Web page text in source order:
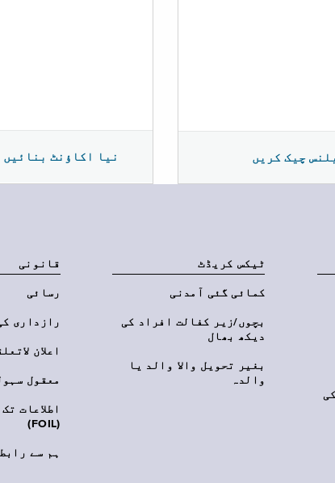
نیا اکاؤنٹ بنائیں چیک کریں
ٹیکس کریڈٹ
کمائی گئی آمدنی
بچوں/زیر کفالت افراد کی
دیکھ بھال
بغیر تحویل والا والد یا
والدہ
قانونی
رسائی
رازداری
اعلان
معقول
اطلاعات
(FOIL)
ہم سے